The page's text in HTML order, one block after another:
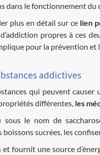
dans le fonctionnement du
plus en détail sur ce lien
propres à ces
pour la prévention et
addictives
qui peuvent causer
différentes, les
sous le nom de
sucrées, les
fournit une source